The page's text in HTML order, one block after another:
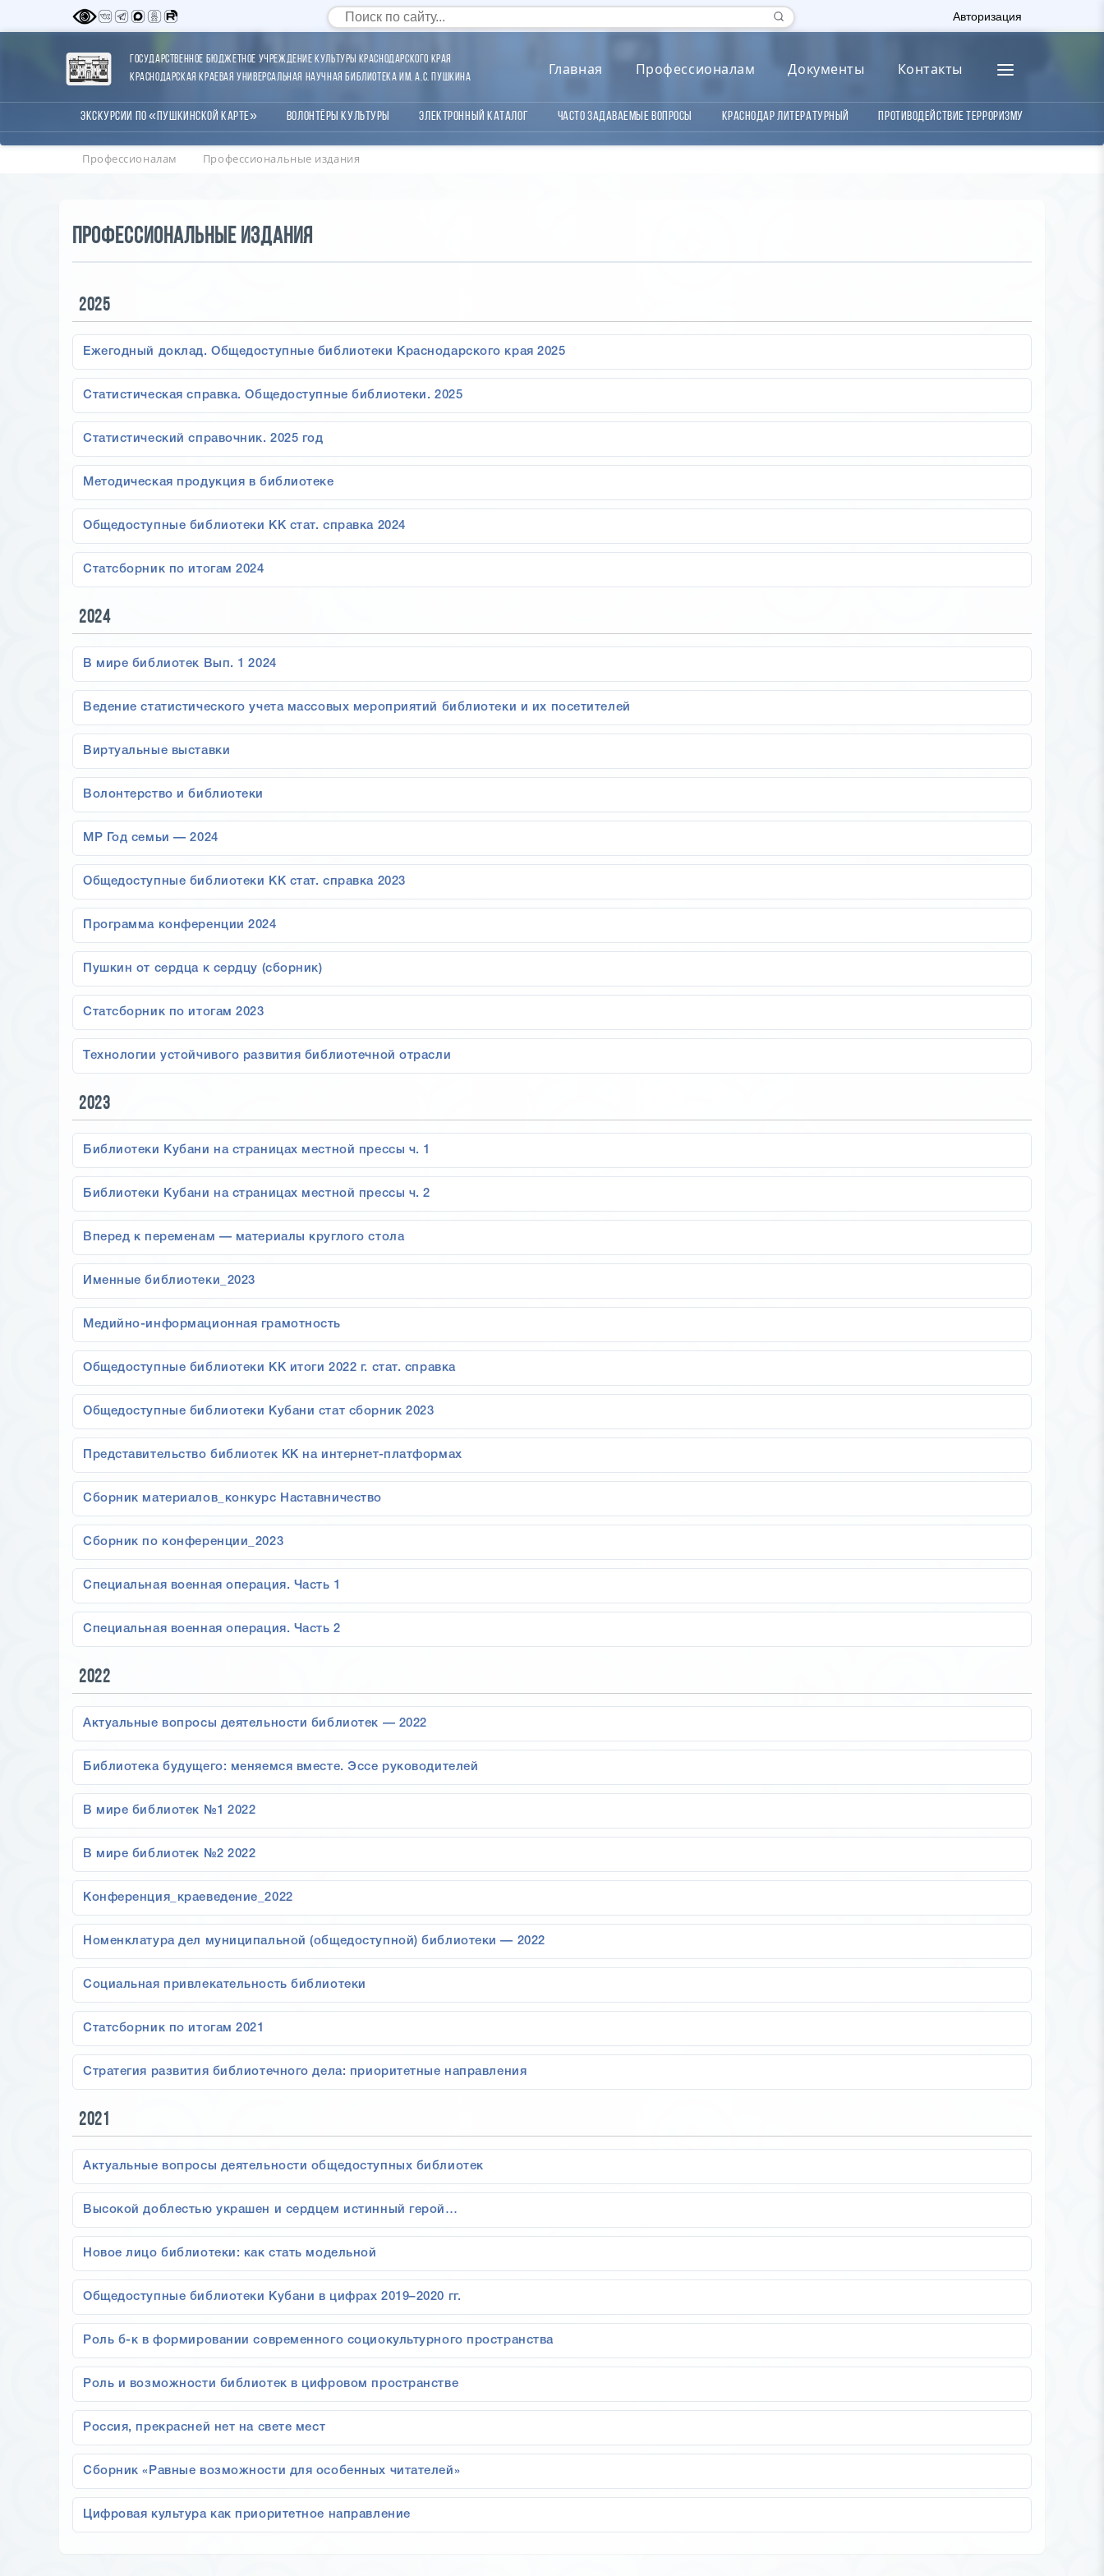
Авторизация
Государственное бюджетное учреждение культуры Краснодарского края
Краснодарская краевая универсальная научная библиотека им. А.С. Пушкина
Главная Профессионалам Документы Контакты
Экскурсии по «Пушкинской карте» Волонтёры Культуры Электронный каталог Часто задаваемые вопросы Краснодар литературный Противодействие терроризму
Профессионалам Профессиональные издания
Профессиональные издания
2025
Ежегодный доклад. Общедоступные библиотеки Краснодарского края 2025
Статистическая справка. Общедоступные библиотеки. 2025
Статистический справочник. 2025 год
Методическая продукция в библиотеке
Общедоступные библиотеки КК стат. справка 2024
Статсборник по итогам 2024
2024
В мире библиотек Вып. 1 2024
Ведение статистического учета массовых мероприятий библиотеки и их посетителей
Виртуальные выставки
Волонтерство и библиотеки
МР Год семьи — 2024
Общедоступные библиотеки КК стат. справка 2023
Программа конференции 2024
Пушкин от сердца к сердцу (сборник)
Статсборник по итогам 2023
Технологии устойчивого развития библиотечной отрасли
2023
Библиотеки Кубани на страницах местной прессы ч. 1
Библиотеки Кубани на страницах местной прессы ч. 2
Вперед к переменам — материалы круглого стола
Именные библиотеки_2023
Медийно-информационная грамотность
Общедоступные библиотеки КК итоги 2022 г. стат. справка
Общедоступные библиотеки Кубани стат сборник 2023
Представительство библиотек КК на интернет-платформах
Сборник материалов_конкурс Наставничество
Сборник по конференции_2023
Специальная военная операция. Часть 1
Специальная военная операция. Часть 2
2022
Актуальные вопросы деятельности библиотек — 2022
Библиотека будущего: меняемся вместе. Эссе руководителей
В мире библиотек №1 2022
В мире библиотек №2 2022
Конференция_краеведение_2022
Номенклатура дел муниципальной (общедоступной) библиотеки — 2022
Социальная привлекательность библиотеки
Статсборник по итогам 2021
Стратегия развития библиотечного дела: приоритетные направления
2021
Актуальные вопросы деятельности общедоступных библиотек
Высокой доблестью украшен и сердцем истинный герой…
Новое лицо библиотеки: как стать модельной
Общедоступные библиотеки Кубани в цифрах 2019–2020 гг.
Роль б-к в формировании современного социокультурного пространства
Роль и возможности библиотек в цифровом пространстве
Россия, прекрасней нет на свете мест
Сборник «Равные возможности для особенных читателей»
Цифровая культура как приоритетное направление